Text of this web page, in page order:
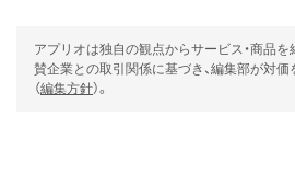
アプリオは独自の観点からサービス・商品を
賛企業との取引関係に基づき、編集部が対
（編集方針）。